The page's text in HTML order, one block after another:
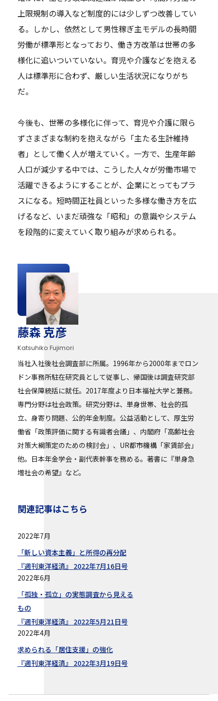
上限規制の導入など制度的には少しずつ改善してい
る。しかし、依然として男性稼ぎ主モデルの長時間
労働が標準形となっており、働き方改革は世帯の多
様化に追いついていない。育児や介護などを抱える
人は標準形に合わず、厳しい生活状況になりがち
だ。
今後も、世帯の多様化に伴って、育児や介護に限ら
ずさまざまな制約を抱えながら「主たる生計維持
者」として働く人が増えていく。一方で、生産年齢
人口が減少する中では、こうした人々が労働市場で
活躍できるようにすることが、企業にとってもプラ
スになる。短時間正社員といった多様な働き方を広
げるなど、いまだ頑強な「昭和」の意識やシステム
を段階的に変えていく取り組みが求められる。
藤森 克彦
Katsuhiko Fujimori
当社入社後社会調査部に所属。1996年から2000年までロン
ドン事務所駐在研究員として従事し、帰国後は調査研究部
社会保障統括に就任。2017年度より日本福祉大学と兼務。
専門分野は社会政策。研究分野は、単身世帯、社会的孤
立、身寄り問題、公的年金制度。公益活動として、厚生労
働省「政策評価に関する有識者会議」、内閣府「高齢社会
対策大綱策定のための検討会」、UR都市機構「家賃部会」
他。日本年金学会・副代表幹事を務める。著書に『単身急
増社会の希望』など。
関連記事はこちら
2022年7月
「新しい資本主義」と所得の再分配
『週刊東洋経済』 2022年7月16日号
2022年6月
「孤独・孤立」の実態調査から見える
もの
『週刊東洋経済』 2022年5月21日号
2022年4月
求められる「居住支援」の強化
『週刊東洋経済』 2022年3月19日号